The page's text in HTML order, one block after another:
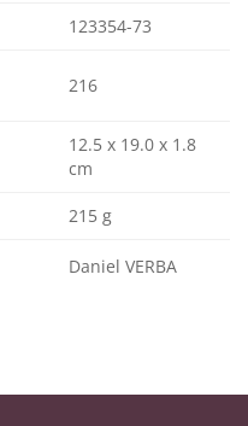
123354-73
216
12.5 x 19.0 x 1.8
cm
215 g
Daniel VERBA